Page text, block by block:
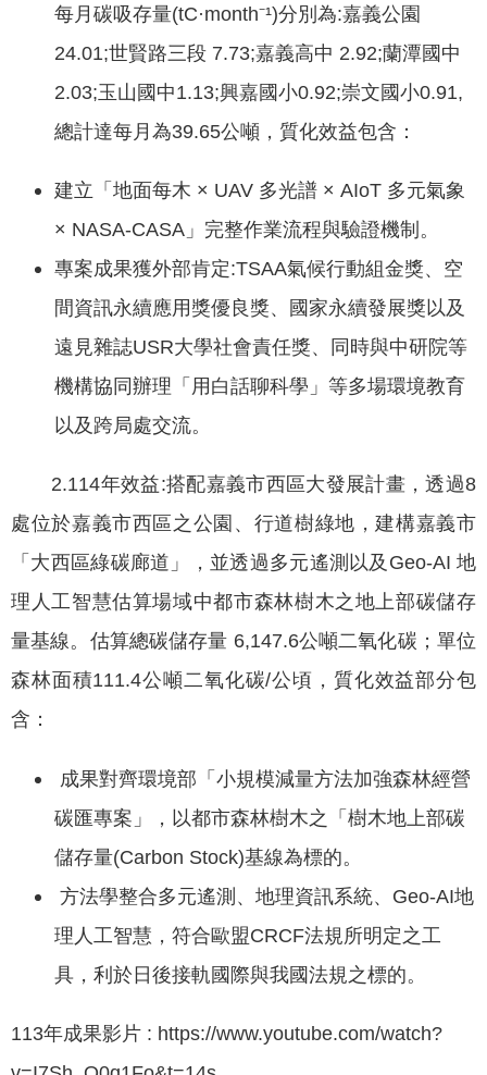
每月碳吸存量(tC·month⁻¹)分別為:嘉義公園
24.01;世賢路三段 7.73;嘉義高中 2.92;蘭潭國中
2.03;玉山國中1.13;興嘉國小0.92;崇文國小0.91,
總計達每月為39.65公噸，質化效益包含：
建立「地面每木 × UAV 多光譜 × AIoT 多元氣象
× NASA-CASA」完整作業流程與驗證機制。
專案成果獲外部肯定:TSAA氣候行動組金獎、空
間資訊永續應用獎優良獎、國家永續發展獎以及
遠見雜誌USR大學社會責任獎、同時與中研院等
機構協同辦理「用白話聊科學」等多場環境教育
以及跨局處交流。
2.114年效益:搭配嘉義市西區大發展計畫，透過8
處位於嘉義市西區之公園、行道樹綠地，建構嘉義市
「大西區綠碳廊道」，並透過多元遙測以及Geo-AI 地
理人工智慧估算場域中都市森林樹木之地上部碳儲存
量基線。估算總碳儲存量 6,147.6公噸二氧化碳；單位
森林面積111.4公噸二氧化碳/公頃，質化效益部分包
含：
成果對齊環境部「小規模減量方法加強森林經營
碳匯專案」，以都市森林樹木之「樹木地上部碳
儲存量(Carbon Stock)基線為標的。
方法學整合多元遙測、地理資訊系統、Geo-AI地
理人工智慧，符合歐盟CRCF法規所明定之工
具，利於日後接軌國際與我國法規之標的。
113年成果影片 : https://www.youtube.com/watch?